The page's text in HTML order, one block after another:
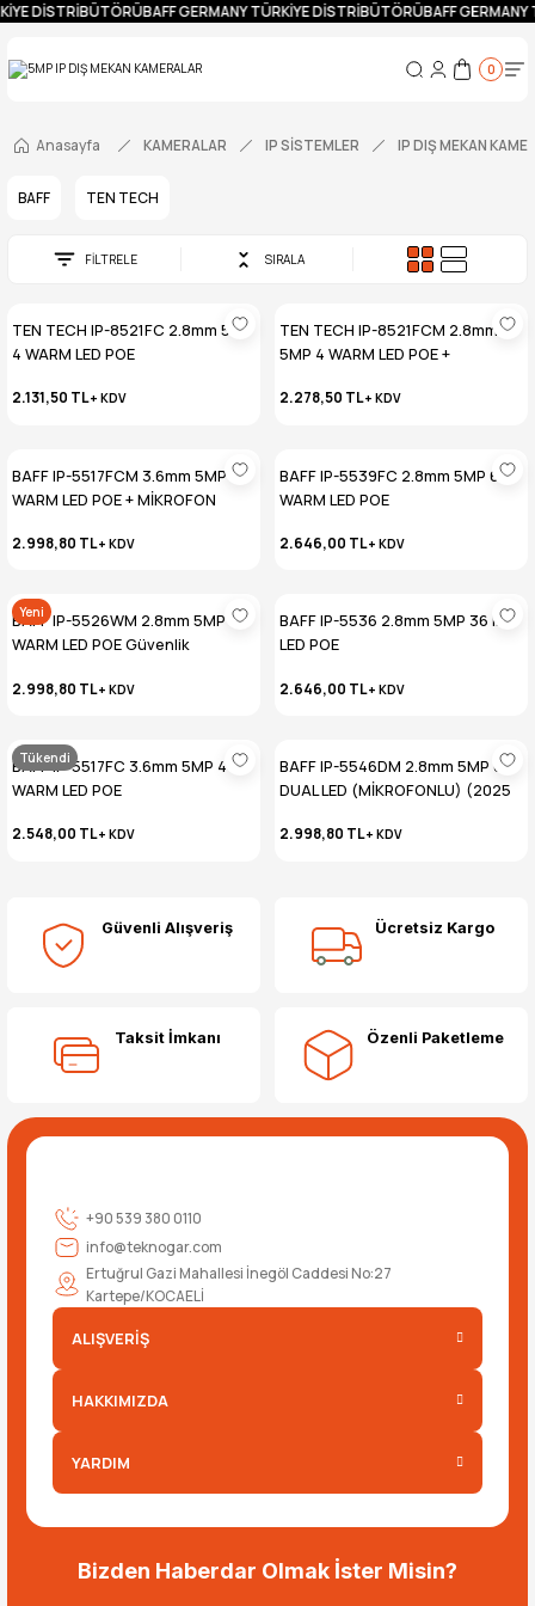
DİSTRİBÜTÖRÜBAFF GERMANY TÜRKİYE DİSTRİBÜTÖRÜBAFF GERMANY
0
Anasayfa KAMERALAR IP SİSTEMLER IP DIŞ MEKAN
BAFF TEN TECH
FİLTRELE SIRALA
TEN TECH IP-8521FC 2.8mm 5MP
4 WARM LED POE
2.131,50 TL+ KDV
TEN TECH IP-8521FCM 2.8mm
5MP 4 WARM LED POE +
2.278,50 TL+ KDV
BAFF IP-5517FCM 3.6mm 5MP 4
WARM LED POE + MİKROFON
2.998,80 TL+ KDV
BAFF IP-5539FC 2.8mm 5MP 6
WARM LED POE
2.646,00 TL+ KDV
Yeni
BAFF IP-5526WM 2.8mm 5MP 9
WARM LED POE Güvenlik
2.998,80 TL+ KDV
BAFF IP-5536 2.8mm 5MP 36 IR
LED POE
2.646,00 TL+ KDV
Tükendi
BAFF IP-5517FC 3.6mm 5MP 4
WARM LED POE
2.548,00 TL+ KDV
BAFF IP-5546DM 2.8mm 5MP 6
DUAL LED (MİKROFONLU) (2025
2.998,80 TL+ KDV
Güvenli Alışveriş Ücretsiz Kargo
Taksit İmkanı Özenli Paketleme
+90 539 380 0110
info@teknogar.com
Ertuğrul Gazi Mahallesi İnegöl Caddesi No:27
Kartepe/KOCAELİ
ALIŞVERİŞ
HAKKIMIZDA
YARDIM
Bizden Haberdar Olmak İster Misin?